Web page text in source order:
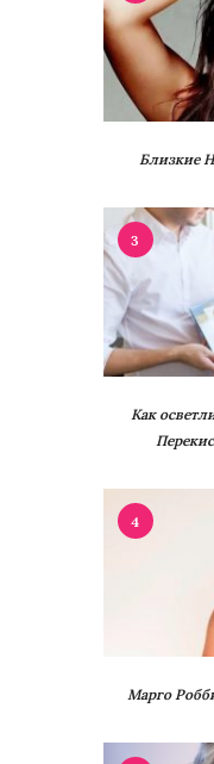
Близкие
3
Как
4
Марго